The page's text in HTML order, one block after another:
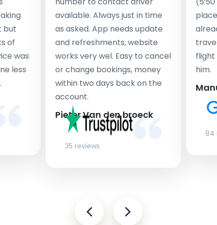
but
of
was
less
available. Always just in time
as asked. App needs update
and refreshments, website
works very wel. Easy to cancel
or change bookings, money
within two days back on the
account.
Pieter Van den broeck
35 reviews
flight
him.
84